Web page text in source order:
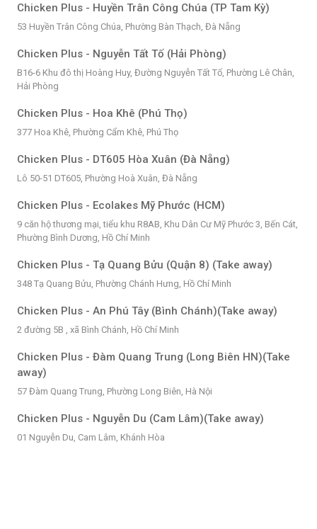
Chicken Plus - Huyền Trân Công Chúa (TP Tam Kỳ)
53 Huyền Trân Công Chúa, Phường Bàn Thạch, Đà Nẵng
Chicken Plus - Nguyễn Tất Tố (Hải Phòng)
B16-6 Khu đô thị Hoàng Huy, Đường Nguyễn Tất Tố, Phường Lê Chân,
Hải Phòng
Chicken Plus - Hoa Khê (Phú Thọ)
377 Hoa Khê, Phường Cẩm Khê, Phú Thọ
Chicken Plus - DT605 Hòa Xuân (Đà Nẵng)
Lô 50-51 DT605, Phường Hoà Xuân, Đà Nẵng
Chicken Plus - Ecolakes Mỹ Phước (HCM)
9 căn hộ thương mại, tiểu khu R8AB, Khu Dân Cư Mỹ Phước 3, Bến Cát,
Phường Bình Dương, Hồ Chí Minh
Chicken Plus - Tạ Quang Bửu (Quận 8) (Take away)
348 Tạ Quang Bửu, Phường Chánh Hưng, Hồ Chí Minh
Chicken Plus - An Phú Tây (Bình Chánh)(Take away)
2 đường 5B , xã Bình Chánh, Hồ Chí Minh
Chicken Plus - Đàm Quang Trung (Long Biên HN)(Take
away)
57 Đàm Quang Trung, Phường Long Biên, Hà Nội
Chicken Plus - Nguyễn Du (Cam Lâm)(Take away)
01 Nguyễn Du, Cam Lâm, Khánh Hòa